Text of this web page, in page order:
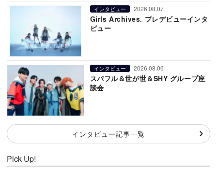
インタビュー 2026.08.07
Girls Archives. プレデビューインタ
ビュー
インタビュー 2026.08.06
スパフル＆世が世＆SHY グループ座
談会
インタビュー記事一覧
Pick Up!